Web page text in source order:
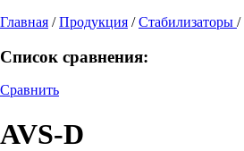
Главная /Продукция /Стабилизаторы /
Список сравнения:
Сравнить
AVS-D